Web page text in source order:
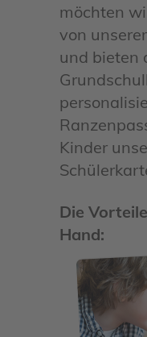
möchten
von
und bieten
Kinder
Die
Hand: